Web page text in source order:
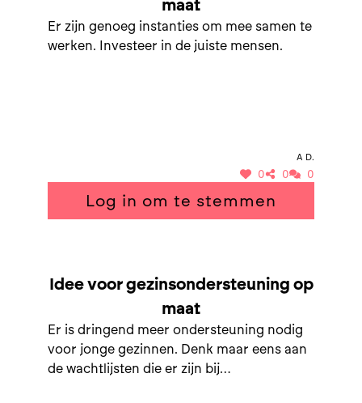
maat
Er zijn genoeg instanties om mee samen te
werken. Investeer in de juiste mensen.
A D.
0 0 0
Log in om te stemmen
Idee voor gezinsondersteuning op
maat
Er is dringend meer ondersteuning nodig
voor jonge gezinnen. Denk maar eens aan
de wachtlijsten die er zijn bij